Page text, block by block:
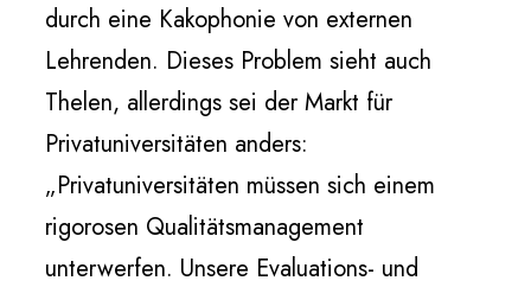
durch eine Kakophonie von externen
Lehrenden. Dieses Problem sieht auch
Thelen, allerdings sei der Markt für
Privatuniversitäten anders:
„Privatuniversitäten müssen sich einem
rigorosen Qualitätsmanagement
unterwerfen. Unsere Evaluations- und